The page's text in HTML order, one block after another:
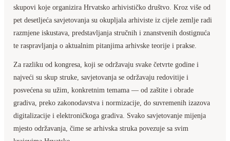
skupovi koje organizira Hrvatsko arhivističko društvo. Kroz više od
pet desetljeća savjetovanja su okupljala arhiviste iz cijele zemlje radi
razmjene iskustava, predstavljanja stručnih i znanstvenih dostignuća
te raspravljanja o aktualnim pitanjima arhivske teorije i prakse.
Za razliku od kongresa, koji se održavaju svake četvrte godine i
najveći su skup struke, savjetovanja se održavaju redovitije i
posvećena su užim, konkretnim temama — od zaštite i obrade
gradiva, preko zakonodavstva i normizacije, do suvremenih izazova
digitalizacije i elektroničkoga gradiva. Svako savjetovanje mijenja
mjesto održavanja, čime se arhivska struka povezuje sa svim